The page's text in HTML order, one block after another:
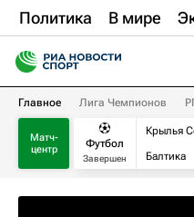
Политика В мире
Главное Лига Чемпионов
Матч-
центр
Футбол
Завершен
Крылья
Балтика